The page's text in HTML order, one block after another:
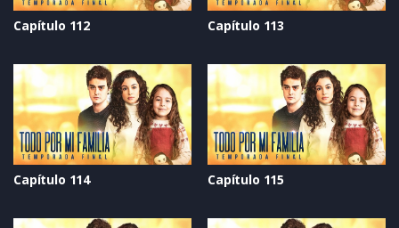
Capítulo 112 Capítulo 113
Capítulo 114 Capítulo 115